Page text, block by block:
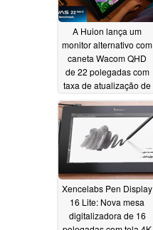
A Huion lança um
monitor alternativo com
caneta Wacom QHD
de 22 polegadas com
taxa de atualização de
90 Hz e iluminação
ambiente RGB
03/04/2026
Xencelabs Pen Display
16 Lite: Nova mesa
digitalizadora de 16